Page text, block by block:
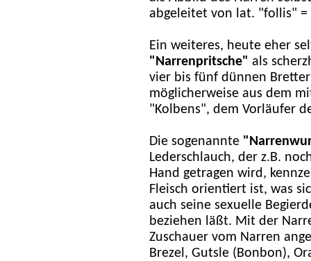
abgeleitet von lat. "follis" =
Ein weiteres, heute eher
"Narrenpritsche" als
vier bis fünf dünnen
möglicherweise aus dem
"Kolbens", dem Vorläufer
Die sogenannte
Lederschlauch, der z.B.
Hand getragen wird,
Fleisch orientiert ist, was
auch seine sexuelle
beziehen läßt. Mit der
Zuschauer vom Narren
Brezel, Gutsle (Bonbon),